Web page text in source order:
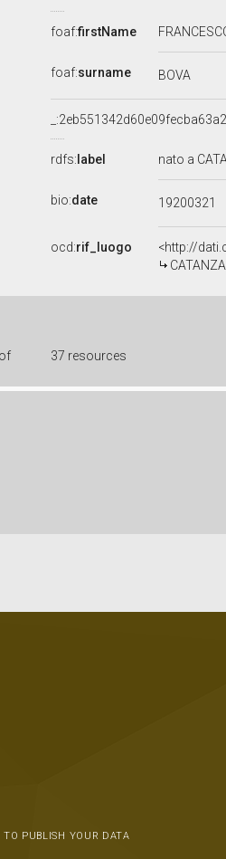
foaf:firstName
foaf:surname BOVA
rdfs: label nato a
bio:date 19200321
ocd:rif_luogo
<http://
of 37 resources
PUBLISH YOUR DATA